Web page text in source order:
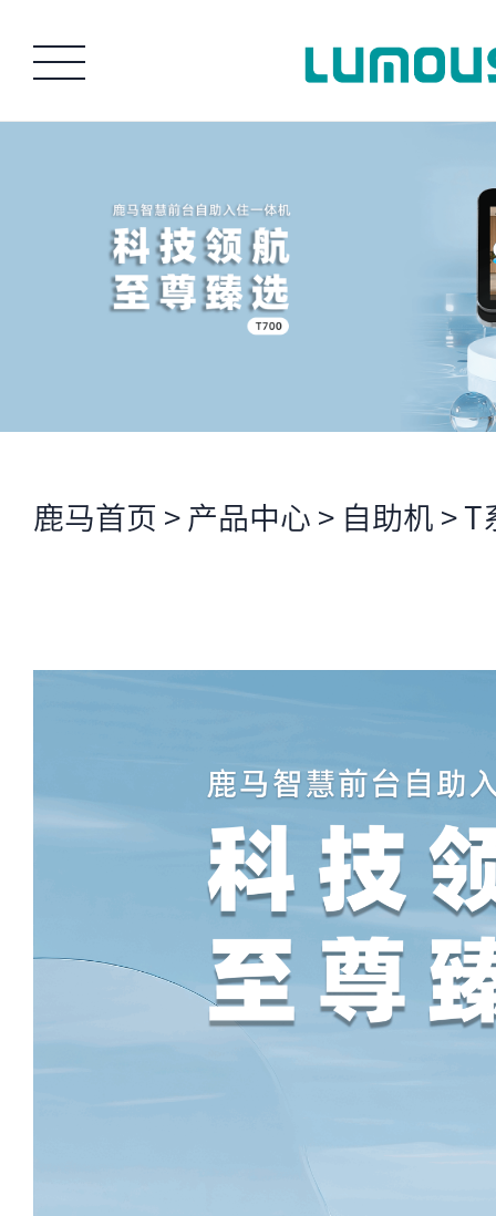
鹿马首页 > 产品中心 > 自助机 > T